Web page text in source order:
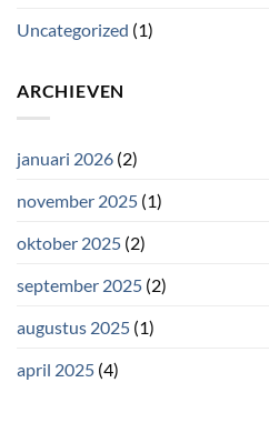
Uncategorized (1)
ARCHIEVEN
januari 2026 (2)
november 2025 (1)
oktober 2025 (2)
september 2025 (2)
augustus 2025 (1)
april 2025 (4)